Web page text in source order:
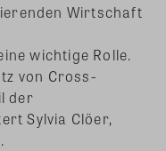
Wirtschaft
wichtige Rolle.
von Cross-
der
Sylvia Clöer,